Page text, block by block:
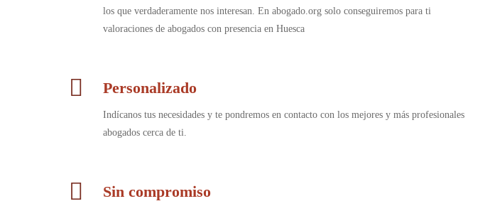
los que verdaderamente nos interesan. En abogado.org solo conseguiremos para ti
valoraciones de abogados con presencia en Huesca
Personalizado
Indícanos tus necesidades y te pondremos en contacto con los mejores y más profesionales
abogados cerca de ti.
Sin compromiso